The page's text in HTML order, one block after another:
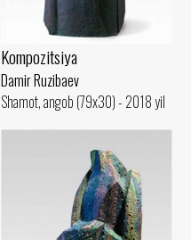
Kompozitsiya
Damir Ruzibaev
Shamot, angob (79x30) - 2018 yil